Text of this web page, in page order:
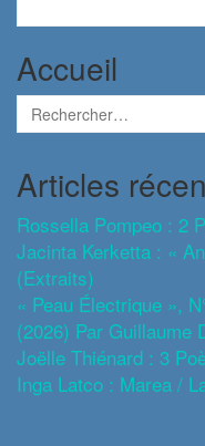
Accueil
Articles
Rossella Pompeo : 2
Jacinta Kerketta : «
(extraits)
« Peau Électrique »,
(2026) Par Guillaume
Joëlle Thiénard : 3
Inga Latco : Marea /